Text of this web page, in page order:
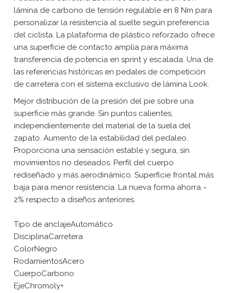
lámina de carbono de tensión regulable en 8 Nm para
personalizar la resistencia al suelte según preferencia
del ciclista. La plataforma de plástico reforzado ofrece
una superficie de contacto amplia para máxima
transferencia de potencia en sprint y escalada. Una de
las referencias históricas en pedales de competición
de carretera con el sistema exclusivo de lámina Look.
Mejor distribución de la presión del pie sobre una
superficie más grande. Sin puntos calientes,
independientemente del material de la suela del
zapato. Aumento de la estabilidad del pedaleo.
Proporciona una sensación estable y segura, sin
movimientos no deseados. Perfil del cuerpo
rediseñado y más aerodinámico. Superficie frontal más
baja para menor resistencia. La nueva forma ahorra ~
2% respecto a diseños anteriores.
Tipo de anclajeAutomático
DisciplinaCarretera
ColorNegro
RodamientosAcero
CuerpoCarbono
EjeChromoly+